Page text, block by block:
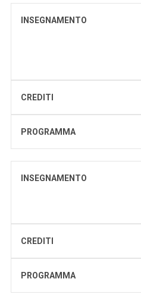
INSEGNAMENTO
CREDITI
PROGRAMMA
INSEGNAMENTO
CREDITI
PROGRAMMA